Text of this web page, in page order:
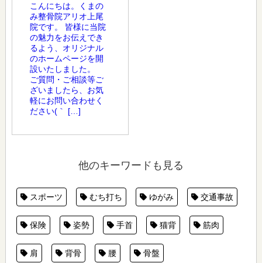
こんにちは。くまの
み整骨院アリオ上尾
院です。 皆様に当院
の魅力をお伝えでき
るよう、オリジナル
のホームページを開
設いたしました。
ご質問・ご相談等ご
ざいましたら、お気
軽にお問い合わせく
ださい(｀ […]
他のキーワードも見る
スポーツ むち打ち ゆがみ 交通事故
保険 姿勢 手首 猫背 筋肉
肩 背骨 腰 骨盤